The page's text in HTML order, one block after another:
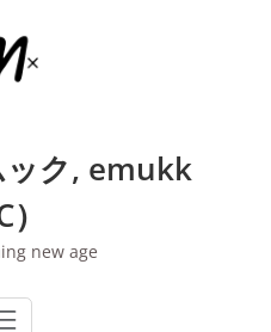
ック, emukk
new age